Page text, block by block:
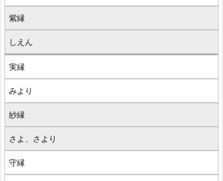
紫縁
しえん
実縁
みより
紗縁
さよ、さより
守縁